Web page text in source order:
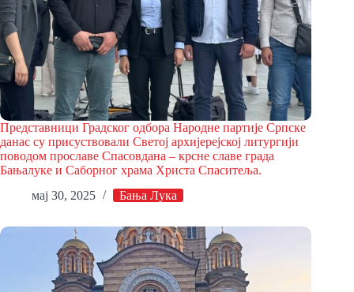
Представници Градског одбора Народне партије Српске
данас су присуствовали Светој архијерејској литургији
поводом прославе Спасовдана – крсне славе града
Бањалуке и Саборног храма Христа Спаситеља.
мај 30, 2025
Бања Лука